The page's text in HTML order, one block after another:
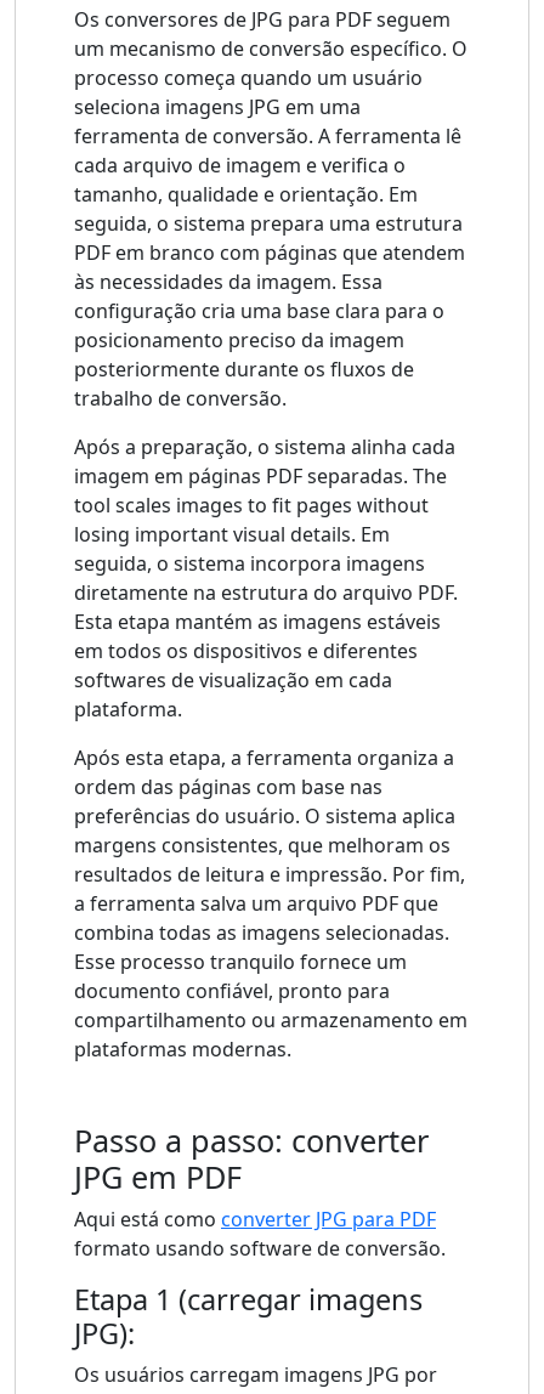
Os conversores de JPG para PDF seguem
um mecanismo de conversão específico. O
processo começa quando um usuário
seleciona imagens JPG em uma
ferramenta de conversão. A ferramenta lê
cada arquivo de imagem e verifica o
tamanho, qualidade e orientação. Em
seguida, o sistema prepara uma estrutura
PDF em branco com páginas que atendem
às necessidades da imagem. Essa
configuração cria uma base clara para o
posicionamento preciso da imagem
posteriormente durante os fluxos de
trabalho de conversão.
Após a preparação, o sistema alinha cada
imagem em páginas PDF separadas. The
tool scales images to fit pages without
losing important visual details. Em
seguida, o sistema incorpora imagens
diretamente na estrutura do arquivo PDF.
Esta etapa mantém as imagens estáveis ​​
em todos os dispositivos e diferentes
softwares de visualização em cada
plataforma.
Após esta etapa, a ferramenta organiza a
ordem das páginas com base nas
preferências do usuário. O sistema aplica
margens consistentes, que melhoram os
resultados de leitura e impressão. Por fim,
a ferramenta salva um arquivo PDF que
combina todas as imagens selecionadas.
Esse processo tranquilo fornece um
documento confiável, pronto para
compartilhamento ou armazenamento em
plataformas modernas.
Passo a passo: converter
JPG em PDF
Aqui está como converter JPG para PDF
formato usando software de conversão.
Etapa 1 (carregar imagens
JPG):
Os usuários carregam imagens JPG por